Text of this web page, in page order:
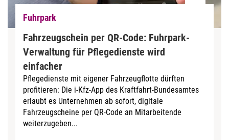
Fuhrpark
Fahrzeugschein per QR-Code: Fuhrpark-
Verwaltung für Pflegedienste wird
einfacher
Pflegedienste mit eigener Fahrzeugflotte dürften
profitieren: Die i-Kfz-App des Kraftfahrt-Bundesamtes
erlaubt es Unternehmen ab sofort, digitale
Fahrzeugscheine per QR-Code an Mitarbeitende
weiterzugeben...